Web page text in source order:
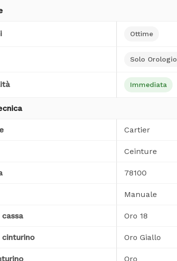
Ottime
Solo Orologio
Immediata
Cartier
Ceinture
78100
Manuale
Oro 18
Oro Giallo
Oro